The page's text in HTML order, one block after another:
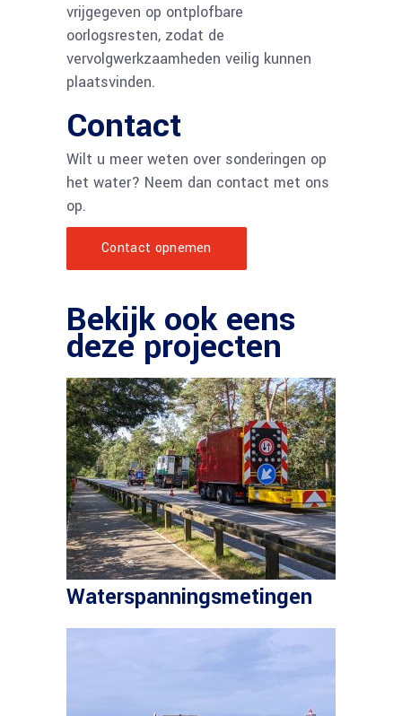
vrijgegeven op ontplofbare
oorlogsresten, zodat de
vervolgwerkzaamheden veilig kunnen
plaatsvinden.
Contact
Wilt u meer weten over sonderingen op
het water? Neem dan contact met ons
op.
Contact opnemen
Bekijk ook eens
deze projecten
Waterspanningsmetingen